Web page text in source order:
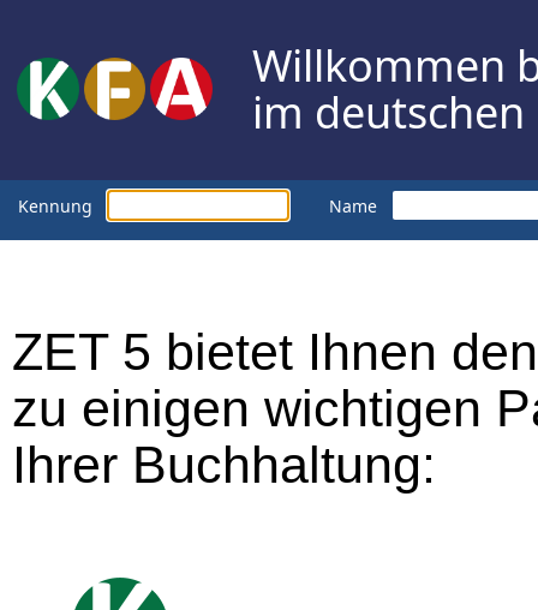
Willkommen
im
Kennung Name
ZET 5 bietet Ihnen
zu einigen wichtigen
Ihrer Buchhaltung: